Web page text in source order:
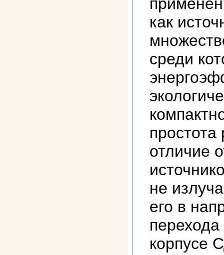
как
среди
простота
отличие
не
его в
корпусе